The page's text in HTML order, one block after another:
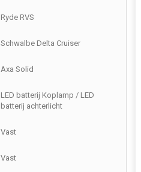
Ryde RVS
Schwalbe Delta Cruiser
Axa Solid
LED batterij Koplamp / LED
batterij achterlicht
Vast
Vast